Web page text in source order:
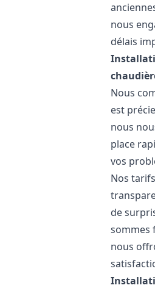
nous
délais
Nous
est
nous
place
vos
Nos
de
sommes
nous